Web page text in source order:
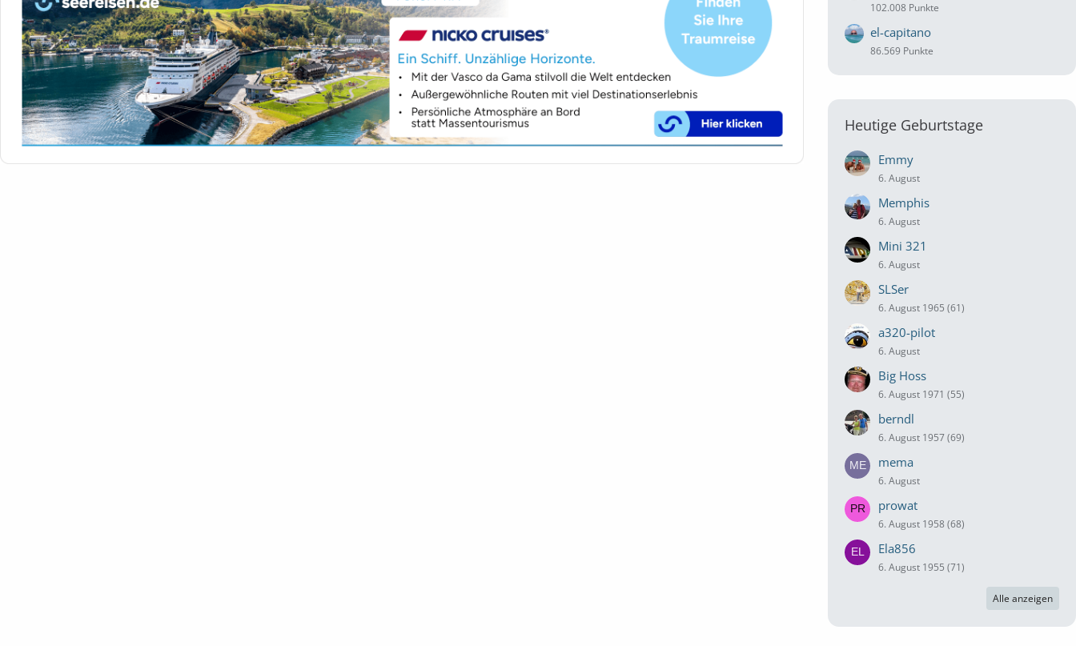
102.008 Punkte
el-capitano
86.569 Punkte
Heutige Geburtstage
Emmy
6. August
Memphis
6. August
Mini 321
6. August
SLSer
6. August 1965 (61)
a320-pilot
6. August
Big Hoss
6. August 1971 (55)
berndl
6. August 1957 (69)
mema
6. August
prowat
6. August 1958 (68)
Ela856
6. August 1955 (71)
Alle anzeigen